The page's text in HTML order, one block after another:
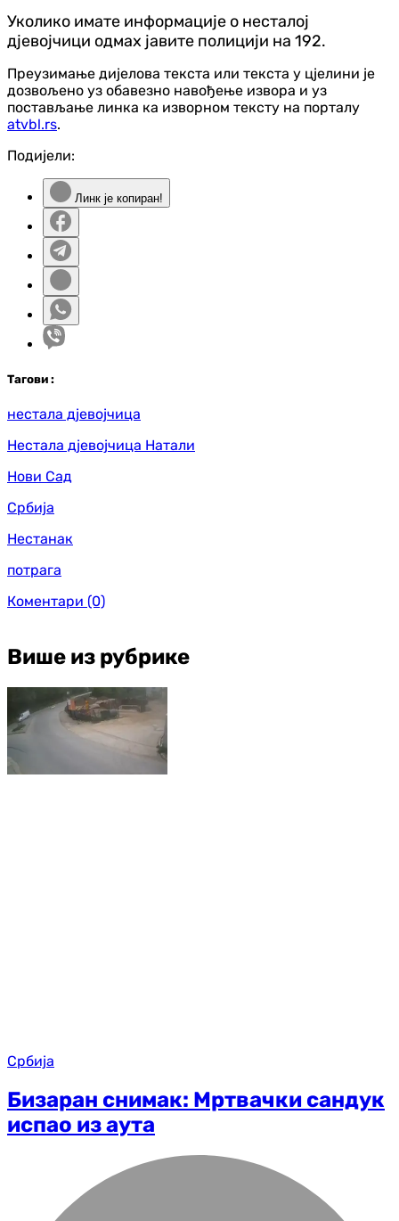
Уколико имате информације о несталој
дјевојчици одмах јавите полицији на 192.
Преузимање дијелова текста или текста у цјелини је
дозвољено уз обавезно навођење извора и уз
постављање линка ка изворном тексту на порталу
atvbl.rs.
Подијели:
Линк је копиран!
Тагови :
нестала дјевојчица
Нестала дјевојчица Натали
Нови Сад
Србија
Нестанак
потрага
Коментари (0)
Више из рубрике
Србија
Бизаран снимак: Мртвачки сандук
испао из аута